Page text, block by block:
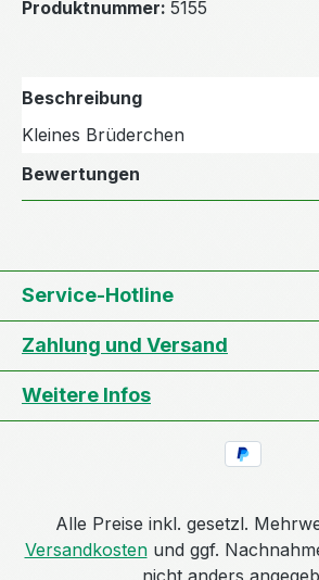
Produktnummer: 5155
Beschreibung
Kleines Brüderchen
Bewertungen
Service-Hotline
Zahlung und Versand
Weitere Infos
Alle Preise inkl. gesetzl.
Versandkostenund ggf.
nicht anders